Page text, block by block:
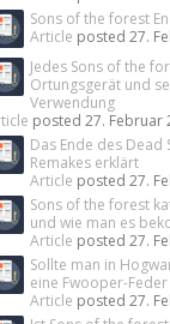
Sons of the forest
Article posted27.
Jedes Sons of the
Ortungsgerät und
Verwendung
posted27. Februar
Das Ende des Dead
Remakes erklärt
Article posted27.
Sons of the forest
und wie man es
Article posted27.
Sollte man in
eine Fwooper-
Article posted27.